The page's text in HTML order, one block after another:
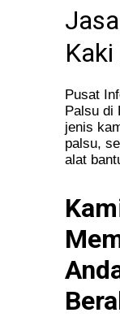
Pusat
Palsu di
jenis
palsu,
alat